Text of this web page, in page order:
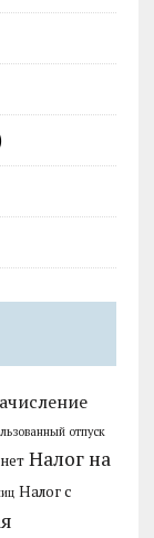
отпуск
Налог на
Налог с